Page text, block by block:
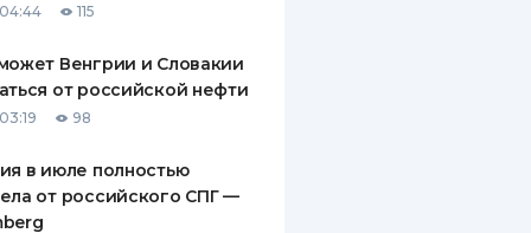
115
Венгрии и Словакии
от российской нефти
98
в июле полностью
от российского СПГ —